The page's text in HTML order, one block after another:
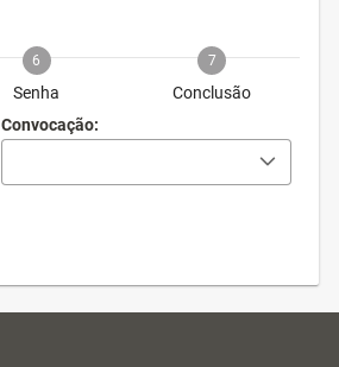
6
Senha
7
Conclusão
Convocação: